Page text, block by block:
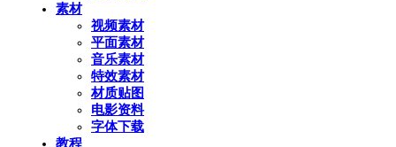
素材
视频素材
平面素材
音乐素材
特效素材
材质贴图
电影资料
字体下载
教程